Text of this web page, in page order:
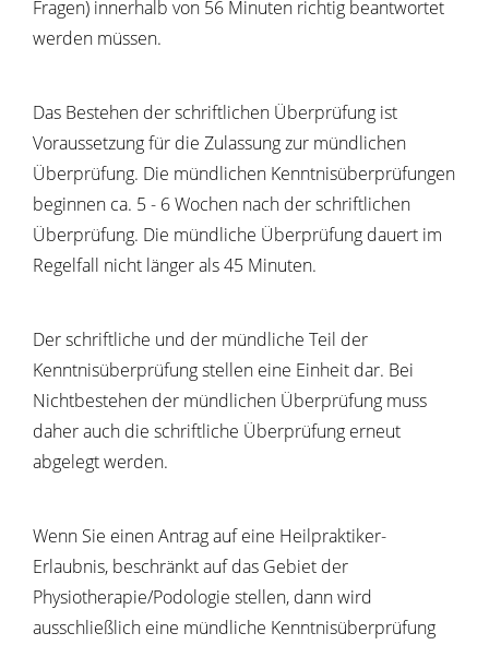
Fragen) innerhalb von 56 Minuten richtig beantwortet
werden müssen.
Das Bestehen der schriftlichen Überprüfung ist
Voraussetzung für die Zulassung zur mündlichen
Überprüfung. Die mündlichen Kenntnisüberprüfungen
beginnen ca. 5 - 6 Wochen nach der schriftlichen
Überprüfung. Die mündliche Überprüfung dauert im
Regelfall nicht länger als 45 Minuten.
Der schriftliche und der mündliche Teil der
Kenntnisüberprüfung stellen eine Einheit dar. Bei
Nichtbestehen der mündlichen Überprüfung muss
daher auch die schriftliche Überprüfung erneut
abgelegt werden.
Wenn Sie einen Antrag auf eine Heilpraktiker-
Erlaubnis, beschränkt auf das Gebiet der
Physiotherapie/Podologie stellen, dann wird
ausschließlich eine mündliche Kenntnisüberprüfung